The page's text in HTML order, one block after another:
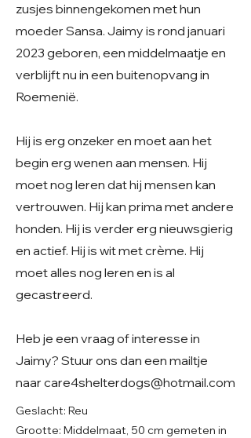
zusjes binnengekomen met hun
moeder Sansa. Jaimy is rond januari
2023 geboren, een middelmaatje en
verblijft nu in een buitenopvang in
Roemenië.
Hij is erg onzeker en moet aan het
begin erg wenen aan mensen. Hij
moet nog leren dat hij mensen kan
vertrouwen. Hij kan prima met andere
honden. Hij is verder erg nieuwsgierig
en actief. Hij is wit met crème. Hij
moet alles nog leren en is al
gecastreerd.
Heb je een vraag of interesse in
Jaimy? Stuur ons dan een mailtje
naar care4shelterdogs@hotmail.com
Geslacht: Reu
Grootte: Middelmaat, 50 cm gemeten in